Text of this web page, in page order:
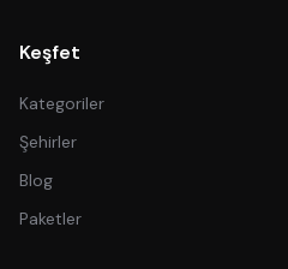
Keşfet
Kategoriler
Şehirler
Blog
Paketler